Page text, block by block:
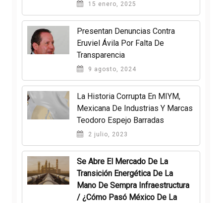
15 enero, 2025
Presentan Denuncias Contra
Eruviel Ávila Por Falta De
Transparencia
9 agosto, 2024
La Historia Corrupta En MIYM,
Mexicana De Industrias Y Marcas
Teodoro Espejo Barradas
2 julio, 2023
Se Abre El Mercado De La
Transición Energética De La
Mano De Sempra Infraestructura
/ ¿Cómo Pasó México De La